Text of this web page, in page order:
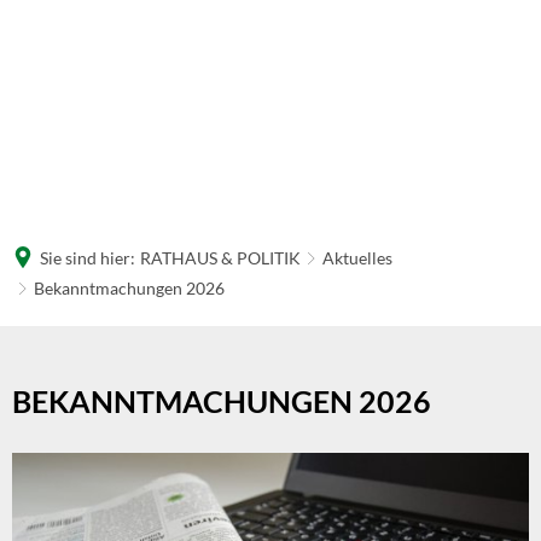
Sie sind hier: RATHAUS & POLITIK
Aktuelles
Bekanntmachungen 2026
2026
BEKANNTMACHUNGEN 2026